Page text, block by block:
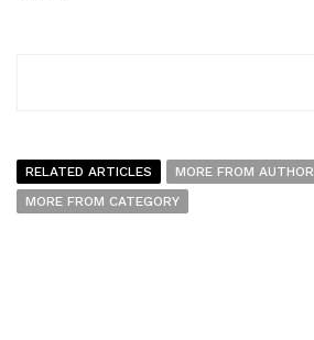
RELATED ARTICLES
MORE FROM AUTHOR
MORE FROM CATEGORY